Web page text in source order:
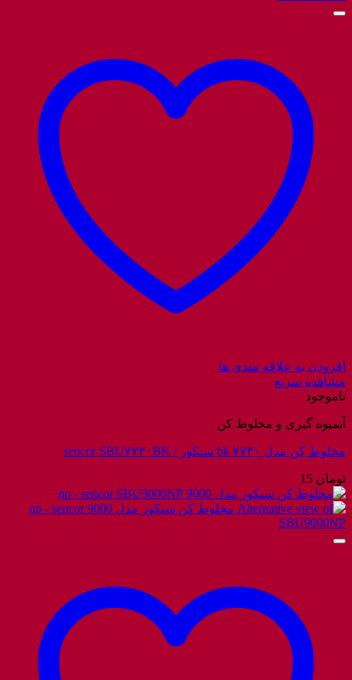
افزودن به علاقه مندی ها
مشاهده سریع
ناموجود
آبمیوه گیری و مخلوط کن
مخلوط کن مدل ۷۷۳۰ bk سنکور / sencor SBU۷۷۳۰BK
تومان